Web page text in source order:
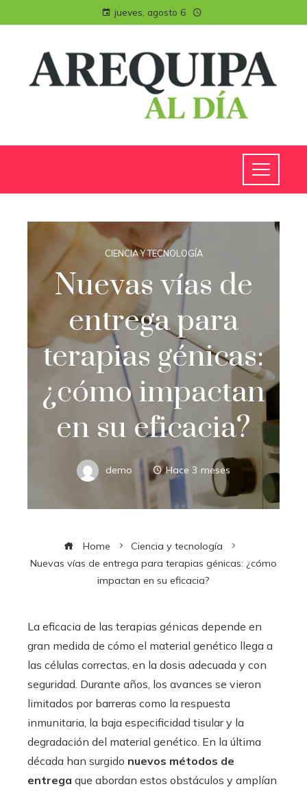
jueves, agosto 6
CIENCIA Y TECNOLOGÍA
Nuevas vías de
entrega para
terapias génicas:
¿cómo impactan
en su eficacia?
demo Hace 3 meses
Home
Ciencia y tecnología
Nuevas vías de entrega para terapias génicas: ¿cómo
impactan en su eficacia?
La eficacia de las terapias génicas depende en
gran medida de cómo el material genético llega a
las células correctas, en la dosis adecuada y con
seguridad. Durante años, los avances se vieron
limitados por barreras como la respuesta
inmunitaria, la baja especificidad tisular y la
degradación del material genético. En la última
década han surgido nuevos métodos de
entrega que abordan estos obstáculos y amplían